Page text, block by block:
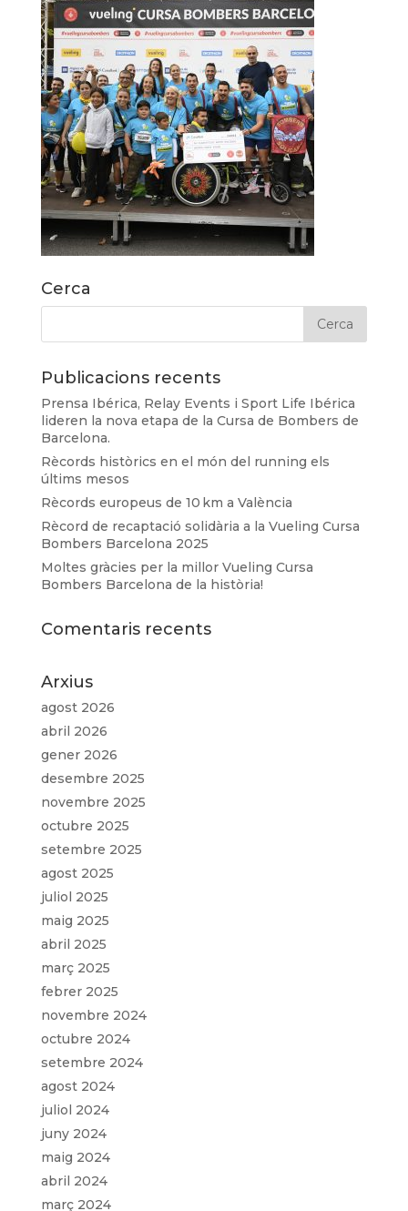
Cerca
Publicacions recents
Prensa Ibérica, Relay Events i Sport Life Ibérica
lideren la nova etapa de la Cursa de Bombers de
Barcelona.
Rècords històrics en el món del running els
últims mesos
Rècords europeus de 10 km a València
Rècord de recaptació solidària a la Vueling Cursa
Bombers Barcelona 2025
Moltes gràcies per la millor Vueling Cursa
Bombers Barcelona de la història!
Comentaris recents
Arxius
agost 2026
abril 2026
gener 2026
desembre 2025
novembre 2025
octubre 2025
setembre 2025
agost 2025
juliol 2025
maig 2025
abril 2025
març 2025
febrer 2025
novembre 2024
octubre 2024
setembre 2024
agost 2024
juliol 2024
juny 2024
maig 2024
abril 2024
març 2024